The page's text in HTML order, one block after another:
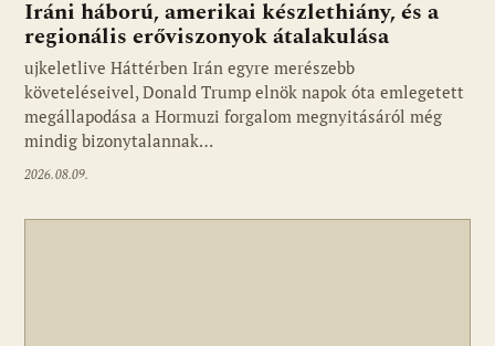
Fotó: ujkelet.live
Iráni háború, amerikai készlethiány, és a
regionális erőviszonyok átalakulása
ujkeletlive Háttérben Irán egyre merészebb
követeléseivel, Donald Trump elnök napok óta emlegetett
megállapodása a Hormuzi forgalom megnyitásáról még
mindig bizonytalannak…
2026.08.09.